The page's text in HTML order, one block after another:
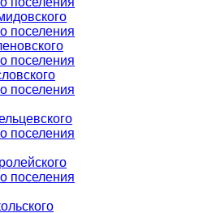
поселения
поселения
поселения
поселения
поселения